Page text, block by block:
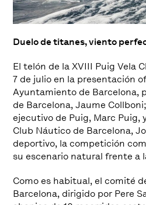
Duelo de titanes, viento
El telón de la XVIII Puig Vela
7 de julio en la presentación
Ayuntamiento de Barcelona,
de Barcelona, Jaume
ejecutivo de Puig, Marc Puig,
Club Náutico de Barcelona,
deportivo, la competición
su escenario natural frente a
Como es habitual, el comité
Barcelona, dirigido por Pere